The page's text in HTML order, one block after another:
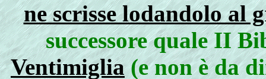
ne scrisse lodandolo al
successore quale II
Ventimiglia(e non è da